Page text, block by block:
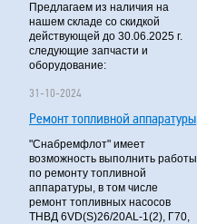
Предлагаем из наличия на
нашем складе со скидкой
действующей до 30.06.2025 г.
следующие запчасти и
оборудование:
31-10-2024
Ремонт топливной аппаратуры
"Снабремфлот" имеет
возможность выполнить работы
по ремонту топливной
аппаратуры, в том числе
ремонт топливных насосов
ТНВД 6VD(S)26/20AL-1(2), Г70,